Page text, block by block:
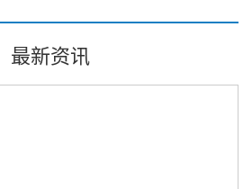
最新资讯